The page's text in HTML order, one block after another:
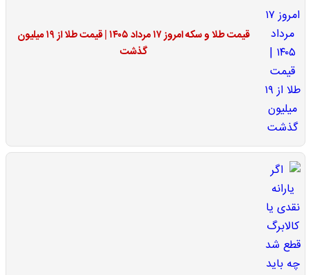
قیمت طلا و سکه امروز ۱۷ مرداد ۱۴۰۵ | قیمت طلا از ۱۹ میلیون
گذشت